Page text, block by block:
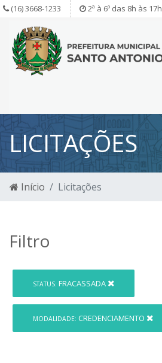
(16) 3668-1233 2ª à 6º das 8h às 17h
LICITAÇÕES
Início Licitações
Filtro
STATUS: FRACASSADA
MODALIDADE: CREDENCIAMENTO